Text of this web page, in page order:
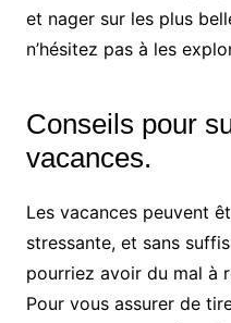
et nager sur les plus
n’hésitez pas à les
Conseils pour
vacances.
Les vacances peuvent
stressante, et sans
pourriez avoir du mal à
Pour vous assurer de